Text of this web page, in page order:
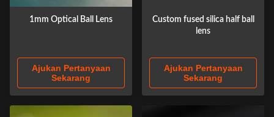
1mm Optical Ball Lens
Ajukan Pertanyaan
Sekarang
Custom fused silica half ball
lens
Ajukan Pertanyaan
Sekarang